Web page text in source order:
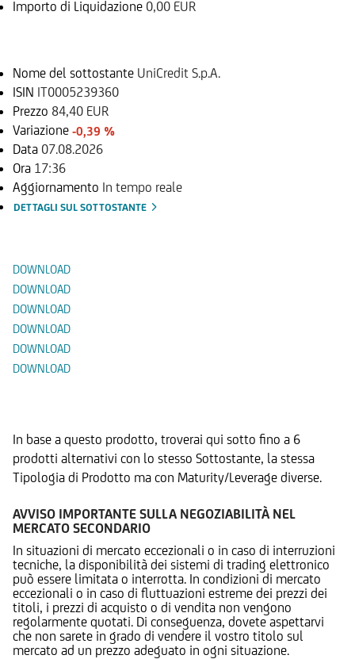
Importo di Liquidazione 0,00 EUR
Nome del sottostante UniCredit S.p.A.
ISIN IT0005239360
Prezzo 84,40 EUR
Variazione -0,39 %
Data 07.08.2026
Ora 17:36
Aggiornamento In tempo reale
DETTAGLI SUL SOTTOSTANTE
DOWNLOAD
DOWNLOAD
DOWNLOAD
DOWNLOAD
DOWNLOAD
DOWNLOAD
In base a questo prodotto, troverai qui sotto fino a 6
prodotti alternativi con lo stesso Sottostante, la stessa
Tipologia di Prodotto ma con Maturity/Leverage diverse.
AVVISO IMPORTANTE SULLA NEGOZIABILITÀ NEL
MERCATO SECONDARIO
In situazioni di mercato eccezionali o in caso di interruzioni
tecniche, la disponibilità dei sistemi di trading elettronico
può essere limitata o interrotta. In condizioni di mercato
eccezionali o in caso di fluttuazioni estreme dei prezzi dei
titoli, i prezzi di acquisto o di vendita non vengono
regolarmente quotati. Di conseguenza, dovete aspettarvi
che non sarete in grado di vendere il vostro titolo sul
mercato ad un prezzo adeguato in ogni situazione.